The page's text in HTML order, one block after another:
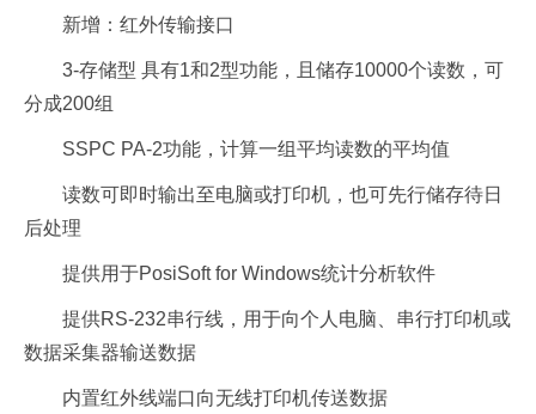
新增：红外传输接口
3-存储型 具有1和2型功能，且储存10000个读数，可
分成200组
SSPC PA-2功能，计算一组平均读数的平均值
读数可即时输出至电脑或打印机，也可先行储存待日
后处理
提供用于PosiSoft for Windows统计分析软件
提供RS-232串行线，用于向个人电脑、串行打印机或
数据采集器输送数据
内置红外线端口向无线打印机传送数据